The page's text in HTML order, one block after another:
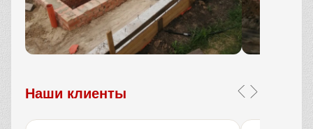
Наши клиенты